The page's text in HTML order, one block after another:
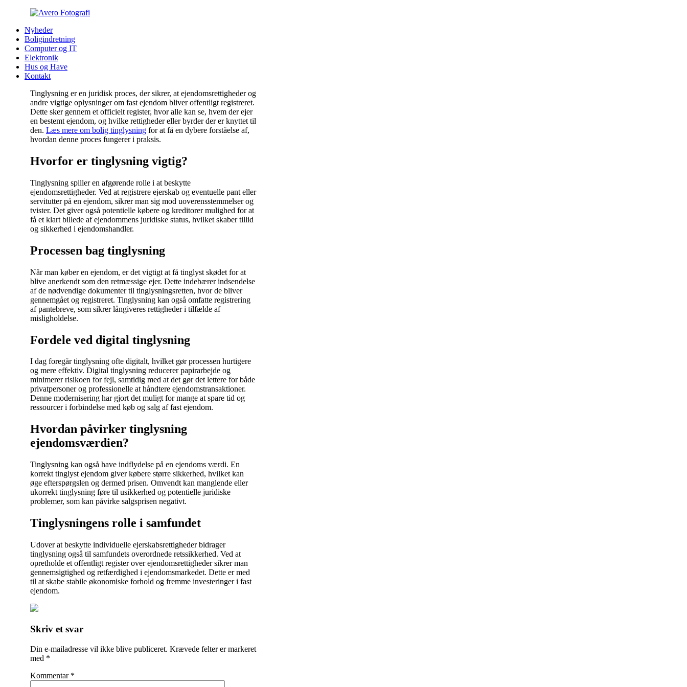
Nyheder
Boligindretning
Computer og IT
Elektronik
Hus og Have
Kontakt
Tinglysning er en juridisk proces, der sikrer, at ejendomsrettigheder og
andre vigtige oplysninger om fast ejendom bliver offentligt registreret.
Dette sker gennem et officielt register, hvor alle kan se, hvem der ejer
en bestemt ejendom, og hvilke rettigheder eller byrder der er knyttet til
den. Læs mere om bolig tinglysning for at få en dybere forståelse af,
hvordan denne proces fungerer i praksis.
Hvorfor er tinglysning vigtig?
Tinglysning spiller en afgørende rolle i at beskytte
ejendomsrettigheder. Ved at registrere ejerskab og eventuelle pant eller
servitutter på en ejendom, sikrer man sig mod uoverensstemmelser og
tvister. Det giver også potentielle købere og kreditorer mulighed for at
få et klart billede af ejendommens juridiske status, hvilket skaber tillid
og sikkerhed i ejendomshandler.
Processen bag tinglysning
Når man køber en ejendom, er det vigtigt at få tinglyst skødet for at
blive anerkendt som den retmæssige ejer. Dette indebærer indsendelse
af de nødvendige dokumenter til tinglysningsretten, hvor de bliver
gennemgået og registreret. Tinglysning kan også omfatte registrering
af pantebreve, som sikrer långiveres rettigheder i tilfælde af
misligholdelse.
Fordele ved digital tinglysning
I dag foregår tinglysning ofte digitalt, hvilket gør processen hurtigere
og mere effektiv. Digital tinglysning reducerer papirarbejde og
minimerer risikoen for fejl, samtidig med at det gør det lettere for både
privatpersoner og professionelle at håndtere ejendomstransaktioner.
Denne modernisering har gjort det muligt for mange at spare tid og
ressourcer i forbindelse med køb og salg af fast ejendom.
Hvordan påvirker tinglysning
ejendomsværdien?
Tinglysning kan også have indflydelse på en ejendoms værdi. En
korrekt tinglyst ejendom giver købere større sikkerhed, hvilket kan
øge efterspørgslen og dermed prisen. Omvendt kan manglende eller
ukorrekt tinglysning føre til usikkerhed og potentielle juridiske
problemer, som kan påvirke salgsprisen negativt.
Tinglysningens rolle i samfundet
Udover at beskytte individuelle ejerskabsrettigheder bidrager
tinglysning også til samfundets overordnede retssikkerhed. Ved at
opretholde et offentligt register over ejendomsrettigheder sikrer man
gennemsigtighed og retfærdighed i ejendomsmarkedet. Dette er med
til at skabe stabile økonomiske forhold og fremme investeringer i fast
ejendom.
Indlægsnavigation
Skriv et svar
Din e-mailadresse vil ikke blive publiceret. Krævede felter er markeret
med *
Kommentar *